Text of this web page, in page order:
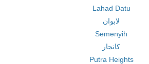
Lahad Datu
لابوان
Semenyih
كانجار
Putra Heights